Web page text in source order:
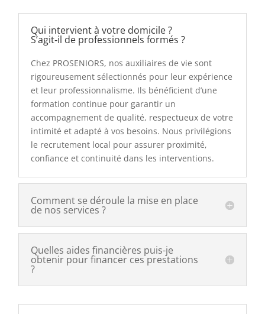
Qui intervient à votre domicile ?
S’agit‑il de professionnels formés ?
Chez PROSENIORS, nos auxiliaires de vie sont
rigoureusement sélectionnés pour leur expérience
et leur professionnalisme. Ils bénéficient d’une
formation continue pour garantir un
accompagnement de qualité, respectueux de votre
intimité et adapté à vos besoins. Nous privilégions
le recrutement local pour assurer proximité,
confiance et continuité dans les interventions.
Comment se déroule la mise en place
de nos services ?
Quelles aides financières puis-je
obtenir pour financer ces prestations
?